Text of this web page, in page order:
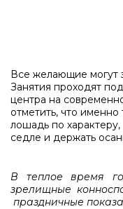
Все желающие могут
Занятия проходят
центра на
отметить, что
лошадь по характеру,
седле и держать
В теплое время
зрелищные
праздничные